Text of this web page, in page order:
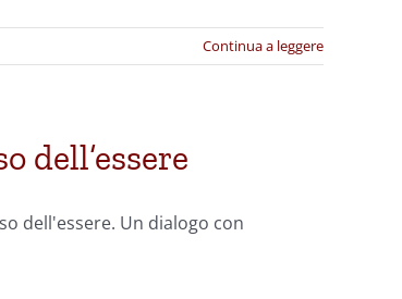
Continua a leggere
dell’essere
dell'essere. Un dialogo con